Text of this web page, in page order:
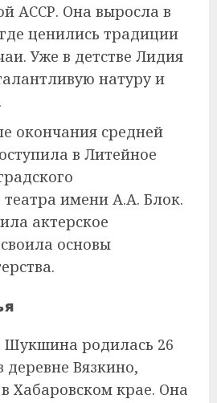
АССР. Она выросла в
ценились традиции
Уже в детстве Лидия
натуру и
окончания средней
в Литейное
театра имени А.А. Блок.
актерское
основы
Шукшина родилась 26
деревне Вязкино,
Хабаровском крае. Она